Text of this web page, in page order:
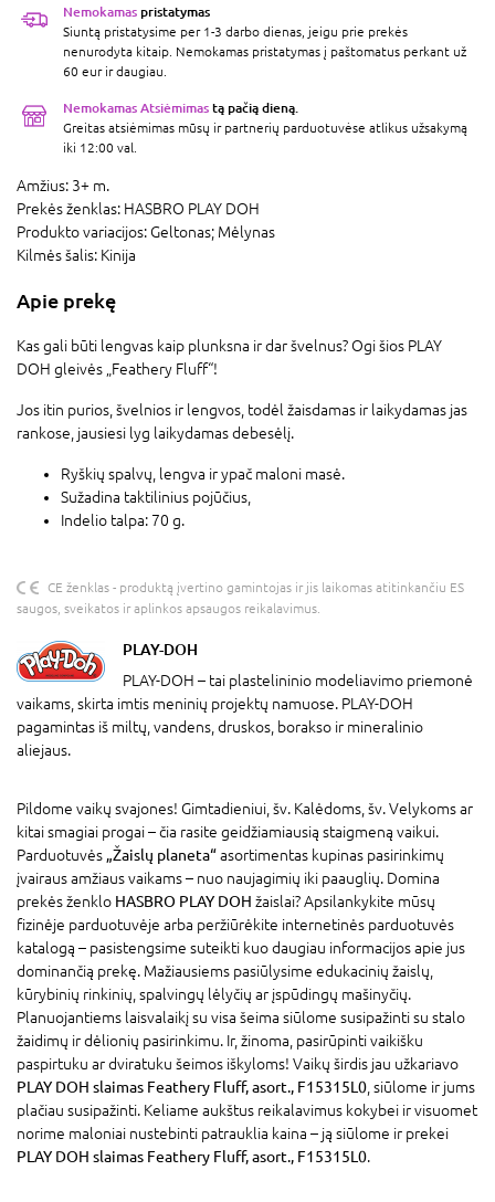
Nemokamas pristatymas
Siuntą pristatysime per 1-3 darbo dienas, jeigu prie prekės
nenurodyta kitaip. Nemokamas pristatymas į paštomatus perkant už
60 eur ir daugiau.
Nemokamas Atsiėmimas tą pačią dieną.
Greitas atsiėmimas mūsų ir partnerių parduotuvėse atlikus užsakymą
iki 12:00 val.
Amžius: 3+ m.
Prekės ženklas: HASBRO PLAY DOH
Produkto variacijos: Geltonas; Mėlynas
Kilmės šalis: Kinija
Apie prekę
Kas gali būti lengvas kaip plunksna ir dar švelnus? Ogi šios PLAY
DOH gleivės „Feathery Fluff“!
Jos itin purios, švelnios ir lengvos, todėl žaisdamas ir laikydamas jas
rankose, jausiesi lyg laikydamas debesėlį.
Ryškių spalvų, lengva ir ypač maloni masė.
Sužadina taktilinius pojūčius,
Indelio talpa: 70 g.
CE ženklas - produktą įvertino gamintojas ir jis laikomas atitinkančiu ES
saugos, sveikatos ir aplinkos apsaugos reikalavimus.
PLAY-DOH
PLAY-DOH – tai plastelininio modeliavimo priemonė
vaikams, skirta imtis meninių projektų namuose. PLAY-DOH
pagamintas iš miltų, vandens, druskos, borakso ir mineralinio
aliejaus.
Pildome vaikų svajones! Gimtadieniui, šv. Kalėdoms, šv. Velykoms ar
kitai smagiai progai – čia rasite geidžiamiausią staigmeną vaikui.
Parduotuvės „Žaislų planeta“asortimentas kupinas pasirinkimų
įvairaus amžiaus vaikams – nuo naujagimių iki paauglių. Domina
prekės ženklo HASBRO PLAY DOH žaislai? Apsilankykite mūsų
fizinėje parduotuvėje arba peržiūrėkite internetinės parduotuvės
katalogą – pasistengsime suteikti kuo daugiau informacijos apie jus
dominančią prekę. Mažiausiems pasiūlysime edukacinių žaislų,
kūrybinių rinkinių, spalvingų lėlyčių ar įspūdingų mašinyčių.
Planuojantiems laisvalaikį su visa šeima siūlome susipažinti su stalo
žaidimų ir dėlionių pasirinkimu. Ir, žinoma, pasirūpinti vaikišku
paspirtuku ar dviratuku šeimos iškyloms! Vaikų širdis jau užkariavo
PLAY DOH slaimas Feathery Fluff, asort., F15315L0 , siūlome ir jums
plačiau susipažinti. Keliame aukštus reikalavimus kokybei ir visuomet
norime maloniai nustebinti patrauklia kaina – ją siūlome ir prekei
PLAY DOH slaimas Feathery Fluff, asort., F15315L0.